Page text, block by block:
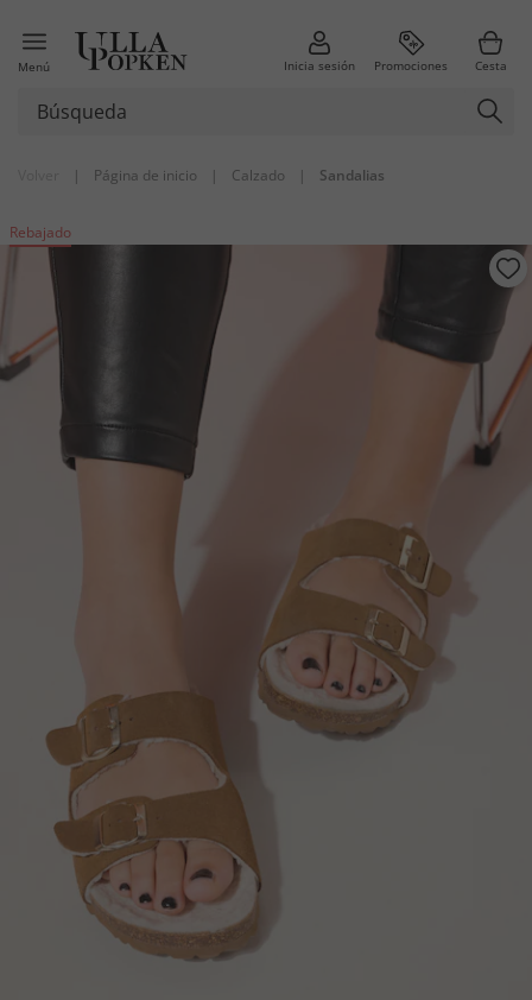
Menú Inicia sesión Promociones Cesta
| Página de inicio | Calzado | Sandalias
Rebajado